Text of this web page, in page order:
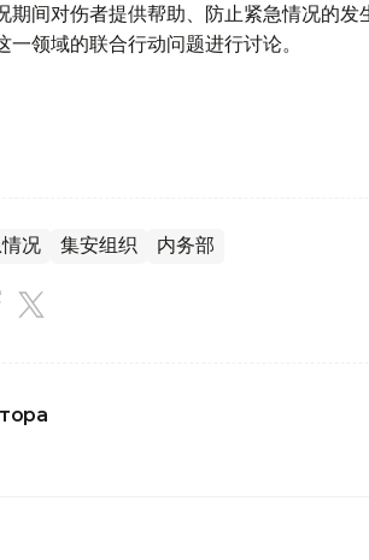
期间对伤者提供帮助、防止紧急情况的
一领域的联合行动问题进行讨论。
况 集安组织 内务部